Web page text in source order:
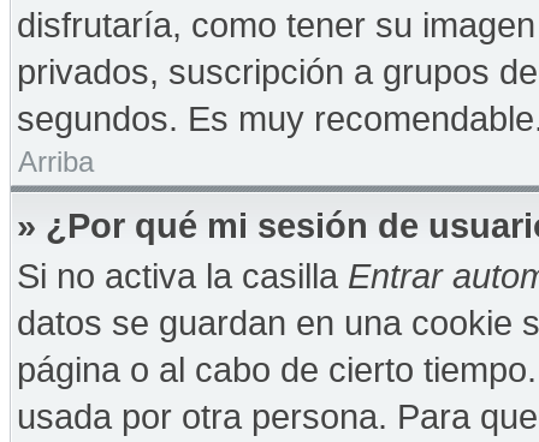
disfrutaría, como tener su
privados, suscripción a grupos
segundos. Es muy
Arriba
» ¿Por qué mi sesión de
Si no activa la casilla Entrar
datos se guardan en una cookie
página o al cabo de cierto
usada por otra persona. Para